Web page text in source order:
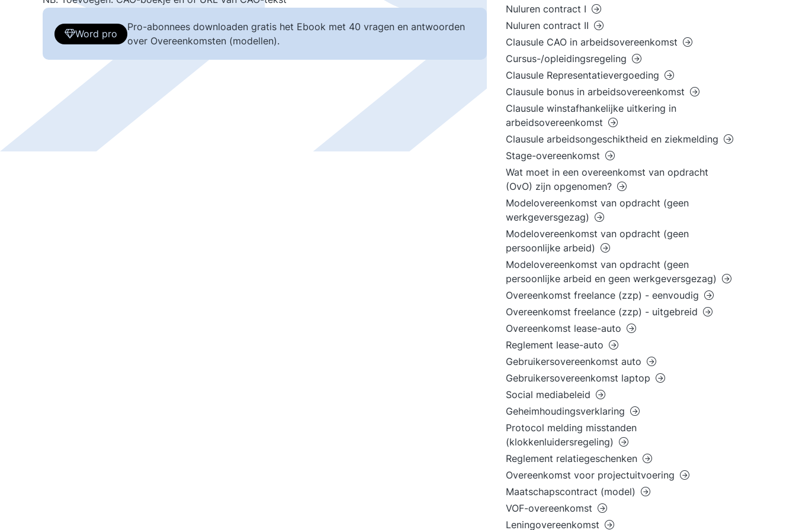
Word pro
Pro-abonnees downloaden gratis het Ebook met 40 vragen en antwoorden
over Overeenkomsten (modellen).
Nuluren contract I
Nuluren contract II
Clausule CAO in arbeidsovereenkomst
Cursus-/opleidingsregeling
Clausule Representatievergoeding
Clausule bonus in arbeidsovereenkomst
Clausule winstafhankelijke uitkering in
arbeidsovereenkomst
Clausule arbeidsongeschiktheid en ziekmelding
Stage-overeenkomst
Wat moet in een overeenkomst van opdracht
(OvO) zijn opgenomen?
Modelovereenkomst van opdracht (geen
werkgeversgezag)
Modelovereenkomst van opdracht (geen
persoonlijke arbeid)
Modelovereenkomst van opdracht (geen
persoonlijke arbeid en geen werkgeversgezag)
Overeenkomst freelance (zzp) - eenvoudig
Overeenkomst freelance (zzp) - uitgebreid
Overeenkomst lease-auto
Reglement lease-auto
Gebruikersovereenkomst auto
Gebruikersovereenkomst laptop
Social mediabeleid
Geheimhoudingsverklaring
Protocol melding misstanden
(klokkenluidersregeling)
Reglement relatiegeschenken
Overeenkomst voor projectuitvoering
Maatschapscontract (model)
VOF-overeenkomst
Leningovereenkomst